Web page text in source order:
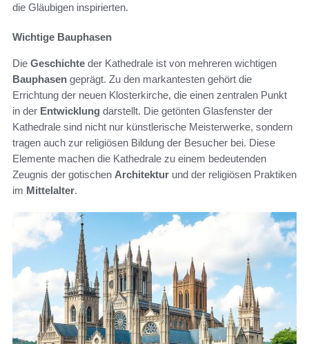
die Gläubigen inspirierten.
Wichtige Bauphasen
Die Geschichte der Kathedrale ist von mehreren wichtigen
Bauphasen geprägt. Zu den markantesten gehört die
Errichtung der neuen Klosterkirche, die einen zentralen Punkt
in der Entwicklung darstellt. Die getönten Glasfenster der
Kathedrale sind nicht nur künstlerische Meisterwerke, sondern
tragen auch zur religiösen Bildung der Besucher bei. Diese
Elemente machen die Kathedrale zu einem bedeutenden
Zeugnis der gotischen Architektur und der religiösen Praktiken
im Mittelalter.